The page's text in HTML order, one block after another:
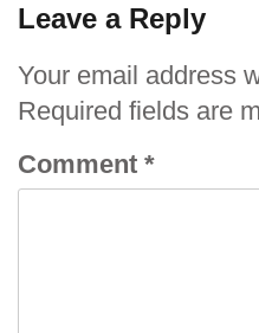
Leave a Reply
Your email address
Required fields are
Comment *